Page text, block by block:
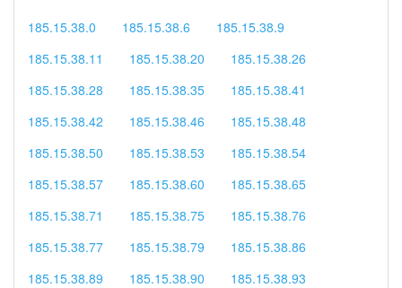
185.15.38.0 185.15.38.6
185.15.38.9
185.15.38.11
185.15.38.20
185.15.38.26
185.15.38.28
185.15.38.35
185.15.38.41
185.15.38.42
185.15.38.46
185.15.38.48
185.15.38.50
185.15.38.53
185.15.38.54
185.15.38.57
185.15.38.60
185.15.38.65
185.15.38.71
185.15.38.75
185.15.38.76
185.15.38.77
185.15.38.79
185.15.38.86
185.15.38.89
185.15.38.90
185.15.38.93